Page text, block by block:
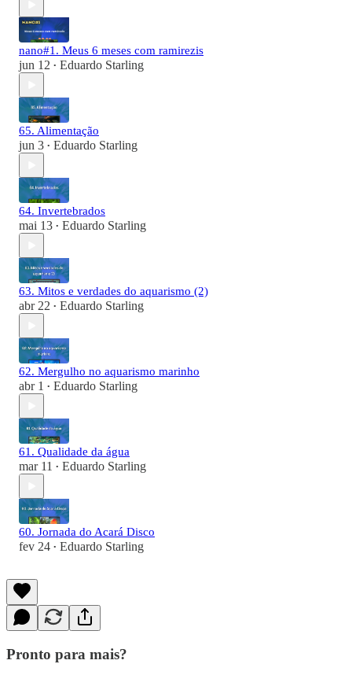
nano#1. Meus 6 meses com ramirezis
jun 12 • Eduardo Starling
65. Alimentação
jun 3 • Eduardo Starling
64. Invertebrados
mai 13 • Eduardo Starling
63. Mitos e verdades do aquarismo (2)
abr 22 • Eduardo Starling
62. Mergulho no aquarismo marinho
abr 1 • Eduardo Starling
61. Qualidade da água
mar 11 • Eduardo Starling
60. Jornada do Acará Disco
fev 24 • Eduardo Starling
Pronto para mais?